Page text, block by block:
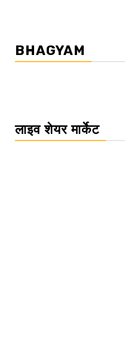
BHAGYAM
लाइव शेयर मार्केट